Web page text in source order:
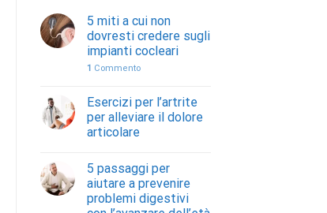
5 miti a cui non
dovresti credere sugli
impianti cocleari
1 Commento
Esercizi per l’artrite
per alleviare il dolore
articolare
5 passaggi per
aiutare a prevenire
problemi digestivi